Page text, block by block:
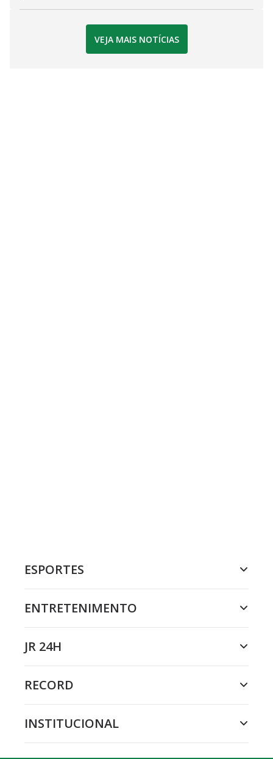
VEJA MAIS NOTÍCIAS
ESPORTES
ENTRETENIMENTO
JR 24H
RECORD
INSTITUCIONAL